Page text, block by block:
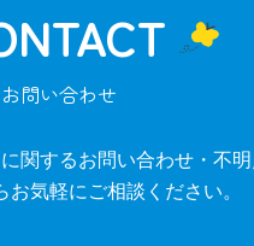
お問い合わせ
関するお問い合わせ・不
お気軽にご相談ください。